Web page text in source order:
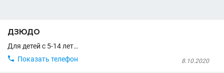
ДЗЮДО
Для детей с 5-14 лет…
8.10.2020
 Показать телефон